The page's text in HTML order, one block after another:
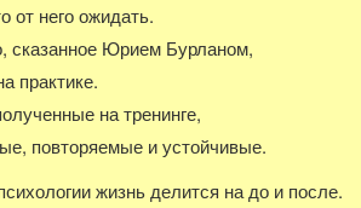
от него ожидать.
сказанное Юрием Бурланом,
практике.
на тренинге,
повторяемые и устойчивые.
жизнь делится на до и после.